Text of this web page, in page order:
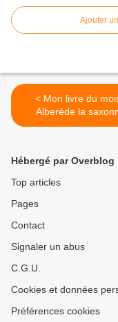
Ajouter
< Mon livre du mois :
Alberède la
insoumise.
Hébergé par Overblog
Top articles
Pages
Contact
Signaler un abus
C.G.U.
Cookies et données
Préférences cookies